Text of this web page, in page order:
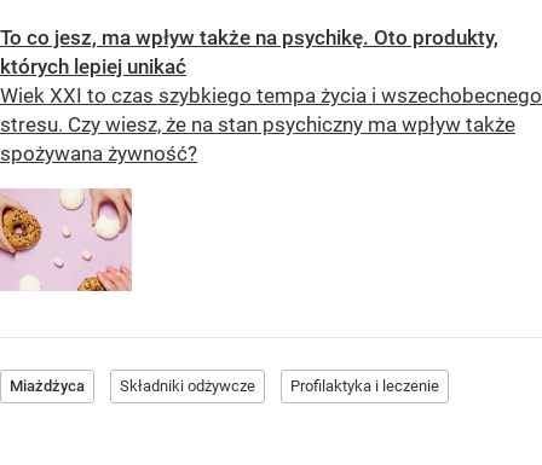
To co jesz, ma wpływ także na psychikę. Oto produkty,
których lepiej unikać
Wiek XXI to czas szybkiego tempa życia i wszechobecnego
stresu. Czy wiesz, że na stan psychiczny ma wpływ także
spożywana żywność?
Miażdżyca Składniki odżywcze Profilaktyka i leczenie